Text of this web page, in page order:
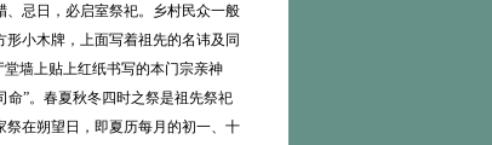
忌日，必启室祭祀。乡村民众一般
小木牌，上面写着祖先的名讳及同
墙上贴上红纸书写的本门宗亲神
命”。春夏秋冬四时之祭是祖先祭祀
在朔望日，即夏历每月的初一、十